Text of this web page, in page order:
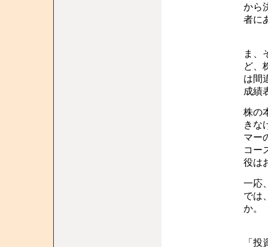
から
者に
ま、
ど、
は間
成績
株の
きな
マー
コー
役は
一応
では
か。
「